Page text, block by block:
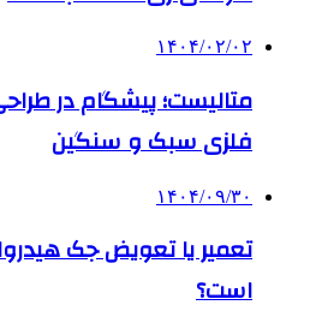
۱۴۰۴/۰۲/۰۲
متالیست؛ پیشگام در
فلزی سبک و سنگین
۱۴۰۴/۰۹/۳۰
تعمیر یا تعویض جک
است؟